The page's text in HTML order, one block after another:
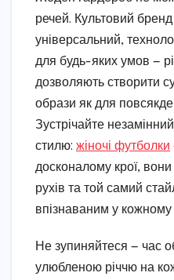
речей. Культовий
універсальний,
для будь-яких умов —
дозволяють створити
образи як для
Зустрічайте
стилю: жіночі футболки
досконалому крої,
рухів та той самий
впізнаваним у кожному
Не зупиняйтеся — час
улюбленою річчю на